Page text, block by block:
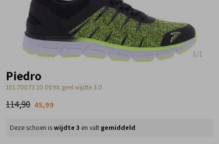
1/1
Piedro
151.70073.10 0898 geel wijdte 3.0
114,90 45,99
Deze schoen iswijdte 3 en valt gemiddeld